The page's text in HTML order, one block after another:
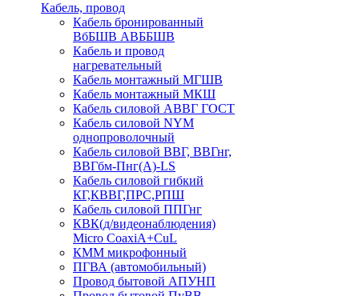
Кабель, провод
Кабель бронированный
ВбБШВ АВББШВ
Кабель и провод
нагревательный
Кабель монтажный МГШВ
Кабель монтажный МКШ
Кабель силовой АВВГ ГОСТ
Кабель силовой NYM
однопроволочный
Кабель силовой ВВГ, ВВГнг,
ВВГбм-Пнг(А)-LS
Кабель силовой гибкий
КГ,КВВГ,ПРС,РПШ
Кабель силовой ППГнг
КВК(д/видеонаблюдения)
Micro CoaxiA+CuL
КММ микрофонный
ПГВА (автомобильный)
Провод бытовой АПУНП